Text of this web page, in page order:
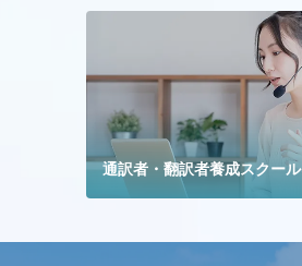
通訳者・翻訳者養成スクール